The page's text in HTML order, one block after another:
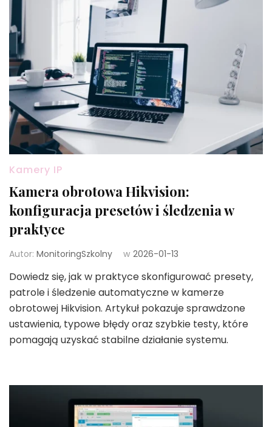
Kamery IP
Kamera obrotowa Hikvision:
konfiguracja presetów i śledzenia w
praktyce
Autor: MonitoringSzkolny w 2026-01-13
Dowiedz się, jak w praktyce skonfigurować presety,
patrole i śledzenie automatyczne w kamerze
obrotowej Hikvision. Artykuł pokazuje sprawdzone
ustawienia, typowe błędy oraz szybkie testy, które
pomagają uzyskać stabilne działanie systemu.